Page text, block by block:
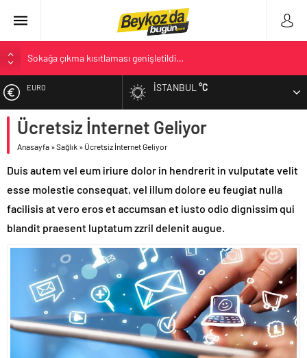
Bülent Arınç, Yüksek İstişare Kurulu görevinden istifa etti
Anadolu Yakası’nın İlk Belediyesi: Beykoz 10. Daire-i Belediye
Kitabı Çıktı
Açlık Sınırı Açıklandı
EURO
ALTIN
DOLAR
İSTANBUL°C
Ücretsiz İnternet Geliyor
Anasayfa »Sağlık » Ücretsiz İnternet Geliyor
Duis autem vel eum iriure dolor in hendrerit in vulputate velit
esse molestie consequat, vel illum dolore eu feugiat nulla
facilisis at vero eros et accumsan et iusto odio dignissim qui
blandit praesent luptatum zzril delenit augue.